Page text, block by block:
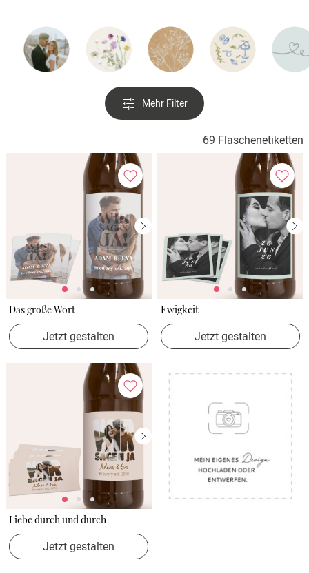
Mehr Filter
69 Flaschenetiketten
Das große Wort
Jetzt gestalten
Ewigkeit
Jetzt gestalten
Liebe durch und durch
Jetzt gestalten